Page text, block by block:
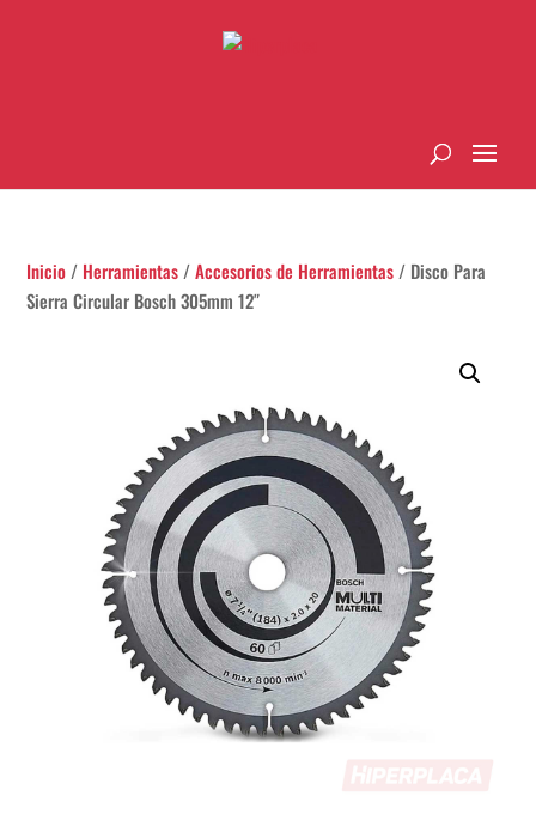
Inicio / Herramientas /Accesorios de Herramientas / Disco Para
Sierra Circular Bosch 305mm 12″